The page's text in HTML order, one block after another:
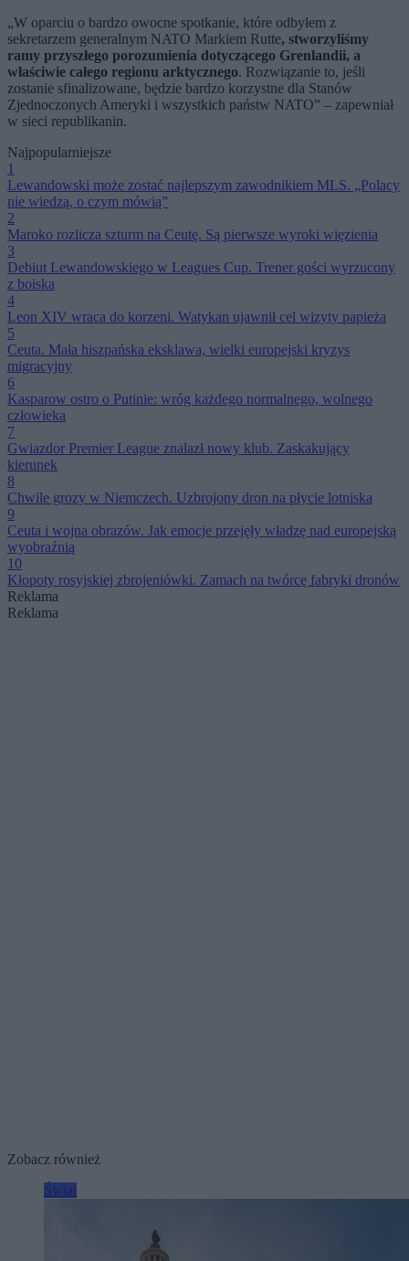
„W oparciu o bardzo owocne spotkanie, które odbyłem z
sekretarzem generalnym NATO Markiem Rutte, stworzyliśmy
ramy przyszłego porozumienia dotyczącego Grenlandii, a
właściwie całego regionu arktycznego. Rozwiązanie to, jeśli
zostanie sfinalizowane, będzie bardzo korzystne dla Stanów
Zjednoczonych Ameryki i wszystkich państw NATO” – zapewniał
w sieci republikanin.
Najpopularniejsze
1
Lewandowski może zostać najlepszym zawodnikiem MLS. „Polacy
nie wiedzą, o czym mówią”
2
Maroko rozlicza szturm na Ceutę. Są pierwsze wyroki więzienia
3
Debiut Lewandowskiego w Leagues Cup. Trener gości wyrzucony
z boiska
4
Leon XIV wraca do korzeni. Watykan ujawnił cel wizyty papieża
5
Ceuta. Mała hiszpańska eksklawa, wielki europejski kryzys
migracyjny
6
Kasparow ostro o Putinie: wróg każdego normalnego, wolnego
człowieka
7
Gwiazdor Premier League znalazł nowy klub. Zaskakujący
kierunek
8
Chwile grozy w Niemczech. Uzbrojony dron na płycie lotniska
9
Ceuta i wojna obrazów. Jak emocje przejęły władzę nad europejską
wyobraźnią
10
Kłopoty rosyjskiej zbrojeniówki. Zamach na twórcę fabryki dronów
Reklama
Reklama
Zobacz również